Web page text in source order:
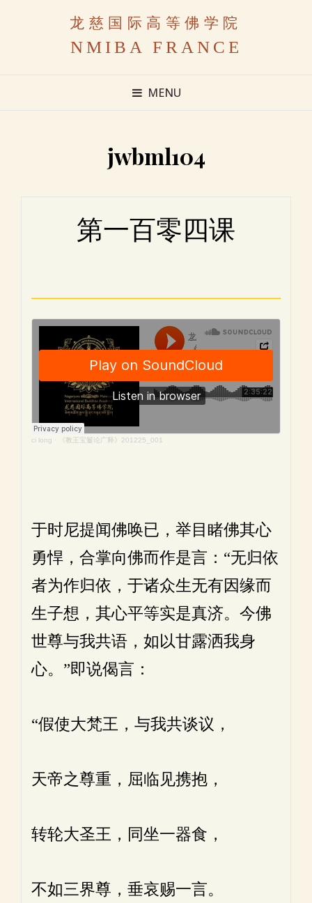
龙慈国际高等佛学院
NMIBA FRANCE
MENU
jwbml104
第一百零四课
ci long · 《教王宝鬘论广释》201225_001
于时尼提闻佛唤已，举目睹佛其心
勇悍，合掌向佛而作是言：“无归依
者为作归依，于诸众生无有因缘而
生子想，其心平等实是真济。今佛
世尊与我共语，如以甘露洒我身
心。”即说偈言：
“假使大梵王，与我共谈议，
天帝之尊重，屈临见携抱，
转轮大圣王，同坐一器食，
不如三界尊，垂哀赐一言。